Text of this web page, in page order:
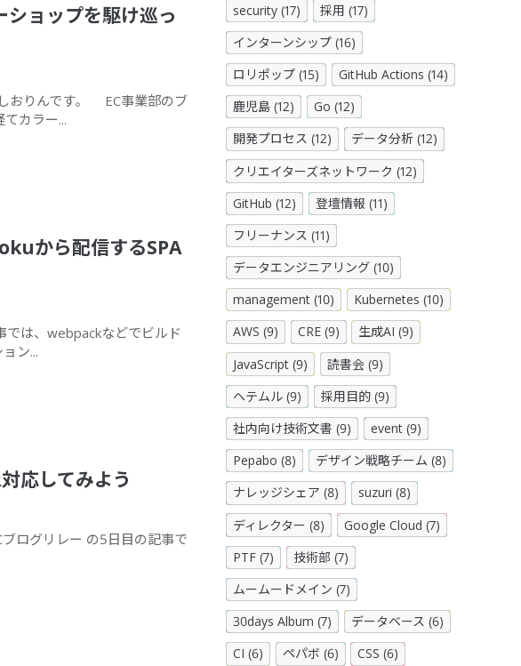
ショップを駆け巡っ
おりんです。 EC事業部のブ
カラー...
から配信するSPA
では、webpackなどでビルド
ン...
応してみよう
ログリレー の5日目の記事で
security (17)
採用 (17)
インターンシップ (16)
ロリポップ (15)
GitHub Actions (14)
鹿児島 (12)
Go (12)
開発プロセス (12)
データ分析 (12)
クリエイターズネットワーク (12)
GitHub (12)
登壇情報 (11)
フリーナンス (11)
データエンジニアリング (10)
management (10)
Kubernetes (10)
AWS (9)
CRE (9)
生成AI (9)
JavaScript (9)
読書会 (9)
ヘテムル (9)
採用目的 (9)
社内向け技術文書 (9)
event (9)
Pepabo (8)
デザイン戦略チーム (8)
ナレッジシェア (8)
suzuri (8)
ディレクター (8)
Google Cloud (7)
PTF (7)
技術部 (7)
ムームードメイン (7)
30days Album (7)
データベース (6)
CI (6)
ペパボ (6)
CSS (6)